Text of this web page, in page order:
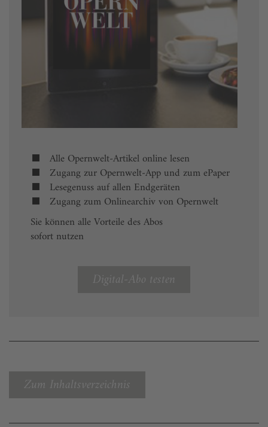
Alle Opernwelt-Artikel online lesen
Zugang zur Opernwelt-App und zum ePaper
Lesegenuss auf allen Endgeräten
Zugang zum Onlinearchiv von Opernwelt
Sie können alle Vorteile des Abos
sofort nutzen
Digital-Abo testen
Zum Inhaltsverzeichnis